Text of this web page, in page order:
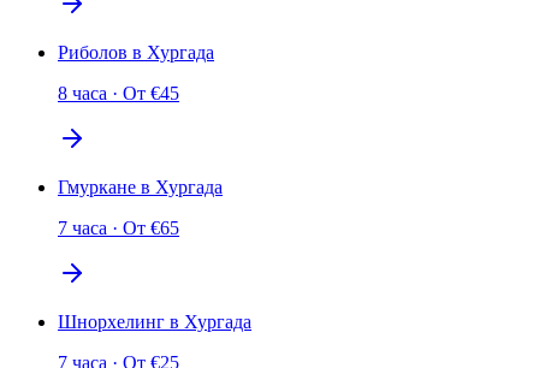
Риболов в Хургада
8 часа · От €45
Гмуркане в Хургада
7 часа · От €65
Шнорхелинг в Хургада
7 часа · От €25